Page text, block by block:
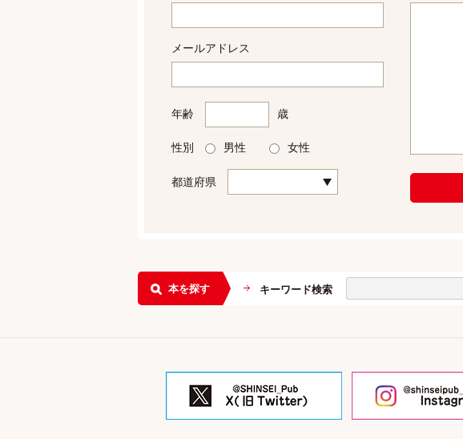
メールアドレス
年齢 歳
性別 男性 女性
都道府県
本を探す キーワード検索